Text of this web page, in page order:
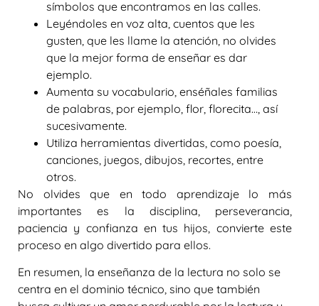
símbolos que encontramos en las calles.
Leyéndoles en voz alta, cuentos que les
gusten, que les llame la atención, no olvides
que la mejor forma de enseñar es dar
ejemplo.
Aumenta su vocabulario, enséñales familias
de palabras, por ejemplo, flor, florecita…, así
sucesivamente.
Utiliza herramientas divertidas, como poesía,
canciones, juegos, dibujos, recortes, entre
otros.
No olvides que en todo aprendizaje lo más
importantes es la disciplina, perseverancia,
paciencia y confianza en tus hijos, convierte este
proceso en algo divertido para ellos.
En resumen, la enseñanza de la lectura no solo se
centra en el dominio técnico, sino que también